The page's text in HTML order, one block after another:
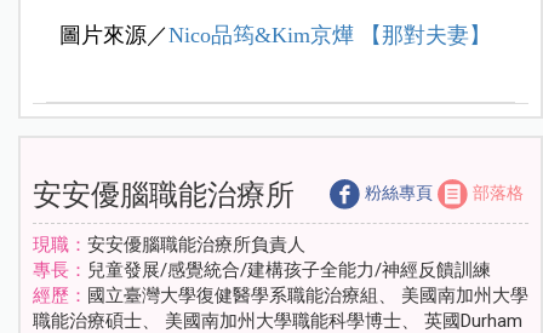
圖片來源／Nico品筠&Kim京燁 【那對夫妻】
安安優腦職能治療所 粉絲專頁 部落格
現職： 安安優腦職能治療所負責人
專長： 兒童發展/感覺統合/建構孩子全能力/神經反饋訓練
經歷： 國立臺灣大學復健醫學系職能治療組、 美國南加州大學
職能治療碩士、 美國南加州大學職能科學博士、 英國Durham